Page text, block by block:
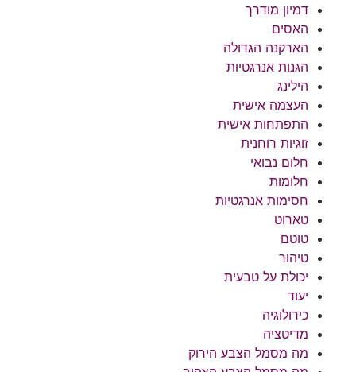
דמיון מודרך
האסים
הארקנה הגדולה
הגנות אנרגטיות
הילינג
העצמה אישית
התפתחות אישית
זוגיות רוחנית
חלום נבואי
חלומות
חסימות אנרגטיות
טארוט
טוטם
טיהור
יכולת על טבעית
יעוד
כירולוגיה
מדיטציה
מה מסמל הצבע הירוק